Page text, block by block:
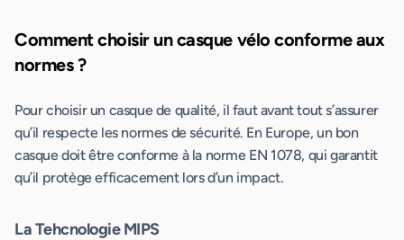
Comment choisir un casque vélo conforme aux
normes ?
Pour choisir un casque de qualité, il faut avant tout s’assurer
qu’il respecte les normes de sécurité. En Europe, un bon
casque doit être conforme à la norme EN 1078, qui garantit
qu’il protège efficacement lors d’un impact.
La Tehcnologie MIPS